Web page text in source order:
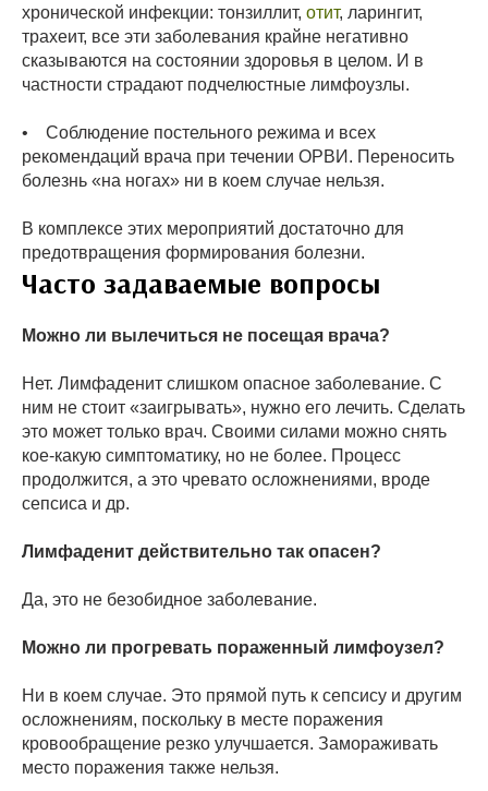
хронической инфекции: тонзиллит, отит, ларингит,
трахеит, все эти заболевания крайне негативно
сказываются на состоянии здоровья в целом. И в
частности страдают подчелюстные лимфоузлы.
• Соблюдение постельного режима и всех
рекомендаций врача при течении ОРВИ. Переносить
болезнь «на ногах» ни в коем случае нельзя.
В комплексе этих мероприятий достаточно для
предотвращения формирования болезни.
Часто задаваемые вопросы
Можно ли вылечиться не посещая врача?
Нет. Лимфаденит слишком опасное заболевание. С
ним не стоит «заигрывать», нужно его лечить. Сделать
это может только врач. Своими силами можно снять
кое-какую симптоматику, но не более. Процесс
продолжится, а это чревато осложнениями, вроде
сепсиса и др.
Лимфаденит действительно так опасен?
Да, это не безобидное заболевание.
Можно ли прогревать пораженный лимфоузел?
Ни в коем случае. Это прямой путь к сепсису и другим
осложнениям, поскольку в месте поражения
кровообращение резко улучшается. Замораживать
место поражения также нельзя.